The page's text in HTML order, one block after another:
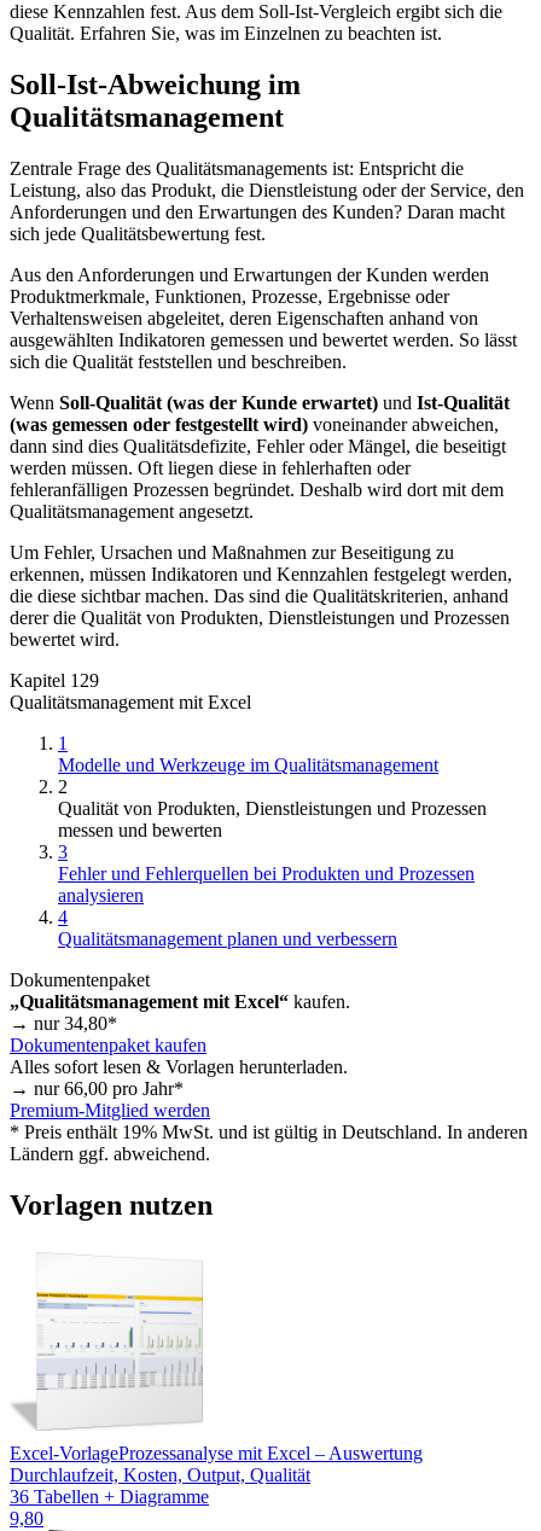
diese Kennzahlen fest. Aus dem Soll-Ist-Vergleich ergibt sich die
Qualität. Erfahren Sie, was im Einzelnen zu beachten ist.
Soll-Ist-Abweichung im
Qualitätsmanagement
Zentrale Frage des Qualitätsmanagements ist: Entspricht die
Leistung, also das Produkt, die Dienstleistung oder der Service, den
Anforderungen und den Erwartungen des Kunden? Daran macht
sich jede Qualitätsbewertung fest.
Aus den Anforderungen und Erwartungen der Kunden werden
Produktmerkmale, Funktionen, Prozesse, Ergebnisse oder
Verhaltensweisen abgeleitet, deren Eigenschaften anhand von
ausgewählten Indikatoren gemessen und bewertet werden. So lässt
sich die Qualität feststellen und beschreiben.
Wenn Soll-Qualität (was der Kunde erwartet) und Ist-Qualität
(was gemessen oder festgestellt wird) voneinander abweichen,
dann sind dies Qualitätsdefizite, Fehler oder Mängel, die beseitigt
werden müssen. Oft liegen diese in fehlerhaften oder
fehleranfälligen Prozessen begründet. Deshalb wird dort mit dem
Qualitätsmanagement angesetzt.
Um Fehler, Ursachen und Maßnahmen zur Beseitigung zu
erkennen, müssen Indikatoren und Kennzahlen festgelegt werden,
die diese sichtbar machen. Das sind die Qualitätskriterien, anhand
derer die Qualität von Produkten, Dienstleistungen und Prozessen
bewertet wird.
Kapitel 129
Qualitätsmanagement mit Excel
1
Modelle und Werkzeuge im Qualitätsmanagement
2
Qualität von Produkten, Dienstleistungen und Prozessen
messen und bewerten
3
Fehler und Fehlerquellen bei Produkten und Prozessen
analysieren
4
Qualitätsmanagement planen und verbessern
Dokumentenpaket
„Qualitätsmanagement mit Excel“ kaufen.
→ nur34,80*
Dokumentenpaket kaufen
Alles sofort lesen & Vorlagen herunterladen.
→ nur66,00 pro Jahr*
Premium-Mitglied werden
* Preis enthält 19% MwSt. und ist gültig in Deutschland. In anderen
Ländern ggf. abweichend.
Vorlagen nutzen
Excel-VorlageProzessanalyse mit Excel – Auswertung
Durchlaufzeit, Kosten, Output, Qualität
36 Tabellen + Diagramme
9,80